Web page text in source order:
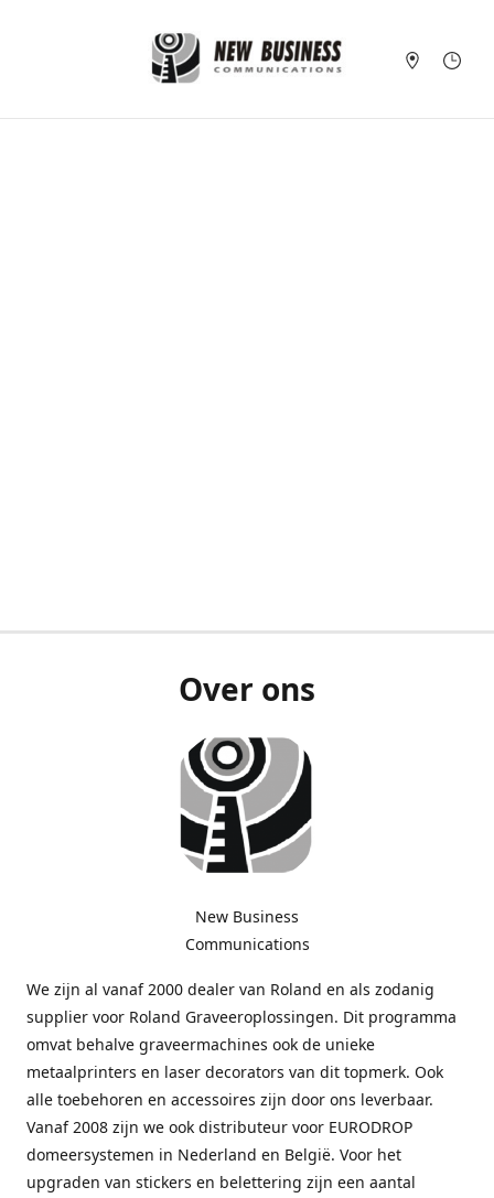
Over ons
New Business
Communications
We zijn al vanaf 2000 dealer van Roland en als zodanig
supplier voor Roland Graveeroplossingen. Dit programma
omvat behalve graveermachines ook de unieke
metaalprinters en laser decorators van dit topmerk. Ook
alle toebehoren en accessoires zijn door ons leverbaar.
Vanaf 2008 zijn we ook distributeur voor EURODROP
domeersystemen in Nederland en België. Voor het
upgraden van stickers en belettering zijn een aantal